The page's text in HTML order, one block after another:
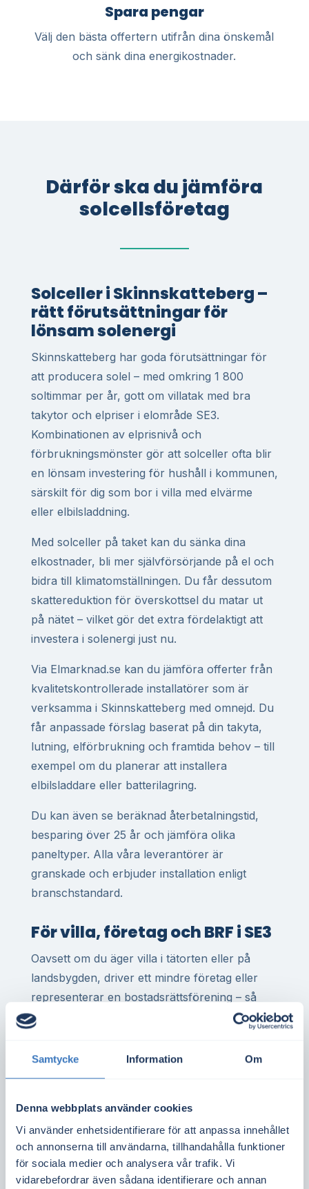
Samtycke Information Om
Denna webbplats använder cookies
Vi använder enhetsidentifierare för att anpassa innehållet
och annonserna till användarna, tillhandahålla funktioner
för sociala medier och analysera vår trafik. Vi
vidarebefordrar även sådana identifierare och annan
Spara pengar
Välj den bästa offertern utifrån dina önskemål
och sänk dina energikostnader.
Därför ska du jämföra
solcellsföretag
Solceller i Skinnskatteberg –
rätt förutsättningar för
lönsam solenergi
Skinnskatteberg har goda förutsättningar för
att producera solel – med omkring 1 800
soltimmar per år, gott om villatak med bra
takytor och elpriser i elområde SE3.
Kombinationen av elprisnivå och
förbrukningsmönster gör att solceller ofta blir
en lönsam investering för hushåll i kommunen,
särskilt för dig som bor i villa med elvärme
eller elbilsladdning.
Med solceller på taket kan du sänka dina
elkostnader, bli mer självförsörjande på el och
bidra till klimatomställningen. Du får dessutom
skattereduktion för överskottsel du matar ut
på nätet – vilket gör det extra fördelaktigt att
investera i solenergi just nu.
Via Elmarknad.se kan du jämföra offerter från
kvalitetskontrollerade installatörer som är
verksamma i Skinnskatteberg med omnejd. Du
får anpassade förslag baserat på din takyta,
lutning, elförbrukning och framtida behov – till
exempel om du planerar att installera
elbilsladdare eller batterilagring.
Du kan även se beräknad återbetalningstid,
besparing över 25 år och jämföra olika
paneltyper. Alla våra leverantörer är
granskade och erbjuder installation enligt
branschstandard.
För villa, företag och BRF i SE3
Oavsett om du äger villa i tätorten eller på
landsbygden, driver ett mindre företag eller
representerar en bostadsrättsförening – så
finns det stor potential att minska
Skinnskatteberg är det vanligt med bra
takförutsättningar, både för privatpersoner
Solceller i elområde SE3 innebär att varje
kilowattimme du producerar ofta är mer värd
än i södra Sverige där elpriset ofta är lägre.
Det ger bättre kalkyler och kortare